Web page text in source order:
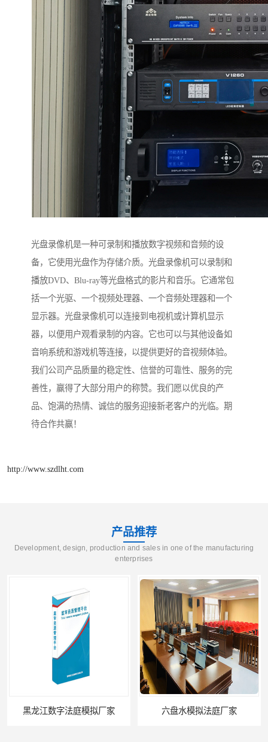
光盘录像机是一种可录制和播放数字视频和音频的设
备，它使用光盘作为存储介质。光盘录像机可以录制和
播放DVD、Blu-ray等光盘格式的影片和音乐。它通常包
括一个光驱、一个视频处理器、一个音频处理器和一个
显示器。光盘录像机可以连接到电视机或计算机显示
器，以便用户观看录制的内容。它也可以与其他设备如
音响系统和游戏机等连接，以提供更好的音视频体验。
我们公司产品质量的稳定性、信誉的可靠性、服务的完
善性，赢得了大部分用户的称赞。我们愿以优良的产
品、饱满的热情、诚信的服务迎接新老客户的光临。期
待合作共赢！
http://www.szdlht.com
产品推荐
Development, design, production and sales in one of the manufacturing
enterprises
黑龙江数字法庭模拟厂家 六盘水模拟法庭厂家